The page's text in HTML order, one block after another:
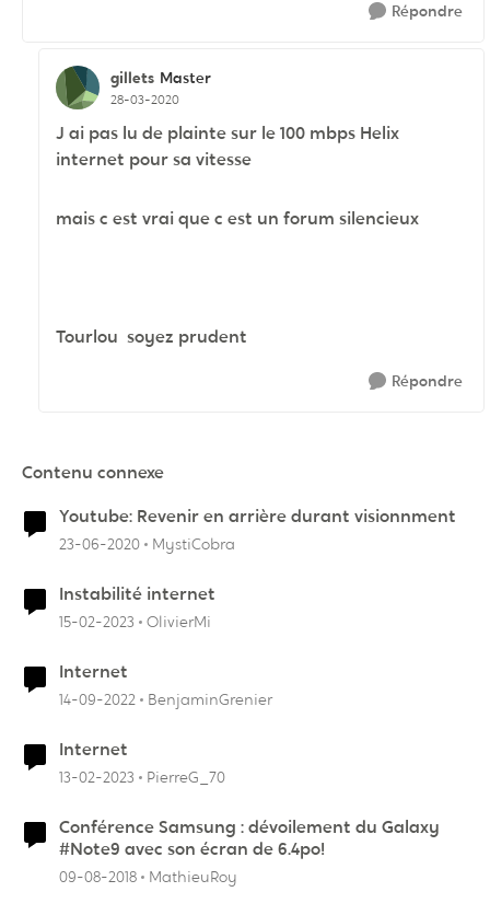
Répondre
gillets Master
28-03-2020
J ai pas lu de plainte sur le 100 mbps Helix
internet pour sa vitesse
mais c est vrai que c est un forum silencieux
Tourlou soyez prudent
Répondre
Contenu connexe
Youtube: Revenir en arrière durant visionnment
23-06-2020 MystiCobra
Instabilité internet
15-02-2023 OlivierMi
Internet
14-09-2022 BenjaminGrenier
Internet
13-02-2023 PierreG_70
Conférence Samsung : dévoilement du Galaxy
#Note9 avec son écran de 6.4po!
09-08-2018 MathieuRoy